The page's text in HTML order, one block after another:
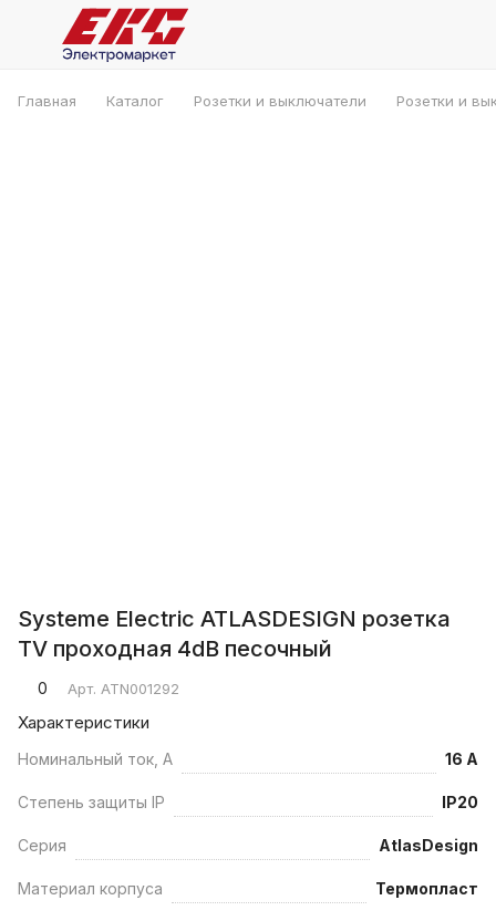
Главная Каталог Розетки и выключатели Розетки и
Systeme Electric ATLASDESIGN розетка
TV проходная 4dB песочный
0 Арт. ATN001292
Характеристики
Номинальный ток, А 16 А
Степень защиты IP IP20
Серия AtlasDesign
Материал корпуса Термопласт